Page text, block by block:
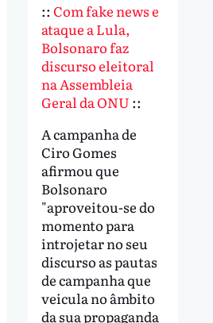
:: Com fake news e
ataque a Lula,
Bolsonaro faz
discurso eleitoral
na Assembleia
Geral da ONU ::
A campanha de
Ciro Gomes
afirmou que
Bolsonaro
"aproveitou-se do
momento para
introjetar no seu
discurso as pautas
de campanha que
veicula no âmbito
da sua propaganda